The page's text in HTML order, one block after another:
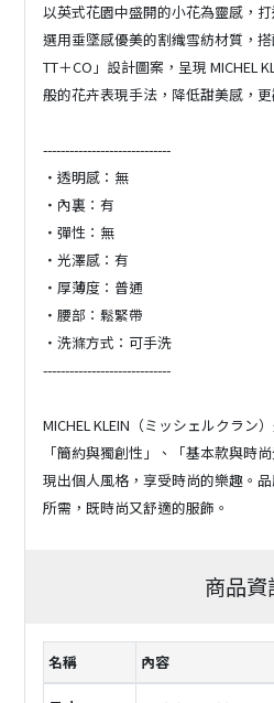
以英式花園中盛開的小花為靈感，
選用垂墜感優美的割織雪紡材質，
TT＋CO」設計圖案，呈現 MICHEL
般的花卉表現手法，降低甜美感，
-----------------------------
・透明感：無
・內裏：有
・彈性：無
・光澤感：有
・厚薄度：普通
・腰部：鬆緊帶
・洗滌方式：可手洗
-----------------------------
MICHEL KLEIN（ミッシェルクラン
「簡約與獨創性」、「基本款與時
現出個人風格，享受時尚的樂趣。
所需，既時尚又舒適的服飾。
商品資
名稱 內容